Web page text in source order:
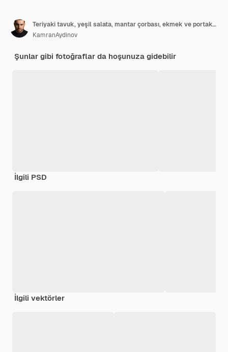
Teriyaki tavuk, yeşil salata, mantar çorbası, ekmek ve portakal suyu içeren bir öğle yemeği düzeni
KamranAydinov
Şunlar gibi fotoğraflar da hoşunuza gidebilir
İlgili PSD
İlgili vektörler